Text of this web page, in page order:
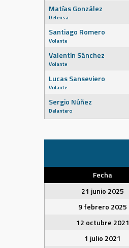
Matías González
Defensa
Santiago Romero
Volante
Valentín Sánchez
Volante
Lucas Sanseviero
Volante
Sergio Núñez
Delantero
Fecha
21 junio 2025
9 febrero 2025
12 octubre 2021
1 julio 2021